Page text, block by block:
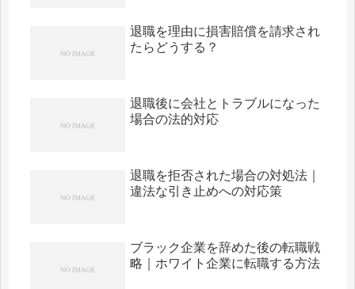
退職を理由に損害賠償を請求され
たらどうする？
退職後に会社とトラブルになった
場合の法的対応
退職を拒否された場合の対処法｜
違法な引き止めへの対応策
ブラック企業を辞めた後の転職戦
略｜ホワイト企業に転職する方法